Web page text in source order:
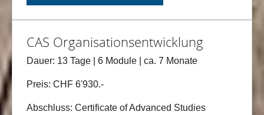
CAS Organisationsentwicklung
Dauer: 13 Tage | 6 Module | ca. 7 Monate
Preis: CHF 6'930.-
Abschluss: Certificate of Advanced Studies